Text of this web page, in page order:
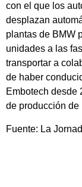
con el que los
desplazan
plantas de BMW
unidades a las
transportar a
de haber
Embotech desde
de producción de
Fuente: La